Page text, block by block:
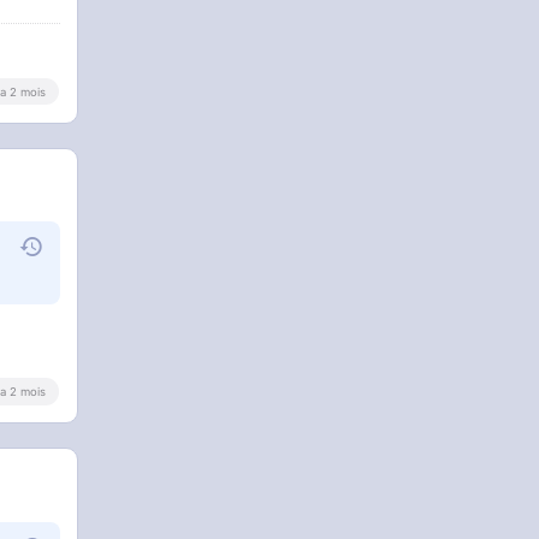
2 mois
2 mois